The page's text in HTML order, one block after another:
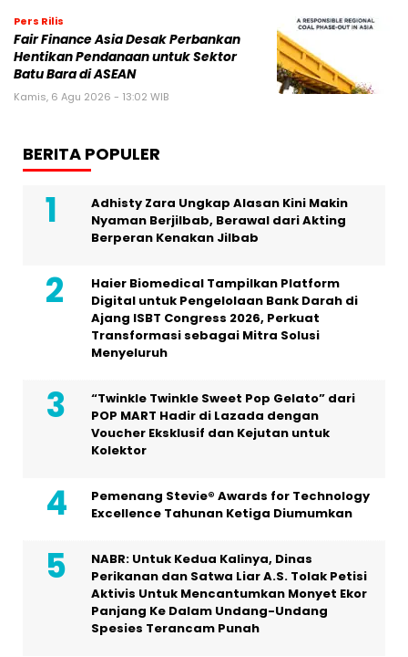
Pers Rilis
Fair Finance Asia Desak Perbankan
Hentikan Pendanaan untuk Sektor
Batu Bara di ASEAN
Kamis, 6 Agu 2026 - 13:02 WIB
BERITA POPULER
Adhisty Zara Ungkap Alasan Kini Makin
Nyaman Berjilbab, Berawal dari Akting
Berperan Kenakan Jilbab
Haier Biomedical Tampilkan Platform
Digital untuk Pengelolaan Bank Darah di
Ajang ISBT Congress 2026, Perkuat
Transformasi sebagai Mitra Solusi
Menyeluruh
“Twinkle Twinkle Sweet Pop Gelato” dari
POP MART Hadir di Lazada dengan
Voucher Eksklusif dan Kejutan untuk
Kolektor
Pemenang Stevie® Awards for Technology
Excellence Tahunan Ketiga Diumumkan
NABR: Untuk Kedua Kalinya, Dinas
Perikanan dan Satwa Liar A.S. Tolak Petisi
Aktivis Untuk Mencantumkan Monyet Ekor
Panjang Ke Dalam Undang-Undang
Spesies Terancam Punah